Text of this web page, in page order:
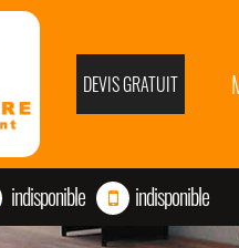
DEVIS GRATUIT
indisponible indisponible